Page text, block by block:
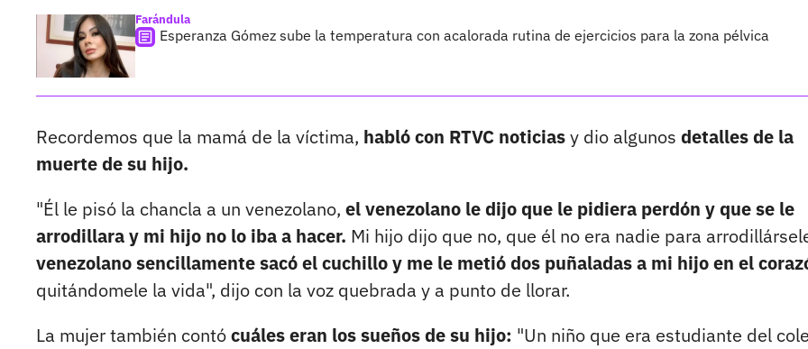
Farándula
Esperanza Gómez sube la temperatura con acalorada rutina de ejercicios para la zona pélvica
Recordemos que la mamá de la víctima, habló con RTVC noticiasy dio algunos detalles de la
muerte de su hijo.
"Él le pisó la chancla a un venezolano, el venezolano le dijo que le pidiera perdón y que se le
arrodillara y mi hijo no lo iba a hacer. Mi hijo dijo que no, que él no era nadie para
venezolano sencillamente sacó el cuchillo y me le metió dos puñaladas a mi hijo en el
quitándomele la vida", dijo con la voz quebrada y a punto de llorar.
La mujer también contócuáles eran los sueños de su hijo: "Un niño que era estudiante del